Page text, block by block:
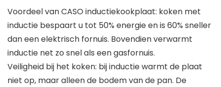
Voordeel van CASO inductiekookplaat: koken met
inductie bespaart u tot 50% energie en is 60% sneller
dan een elektrisch fornuis. Bovendien verwarmt
inductie net zo snel als een gasfornuis.
Veiligheid bij het koken: bij inductie warmt de plaat
niet op, maar alleen de bodem van de pan. De